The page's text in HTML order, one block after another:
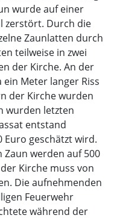
wurde auf einer
zerstört. Durch die
Zaunlatten durch
teilweise in zwei
der Kirche. An der
Meter langer Riss
der Kirche wurden
wurden letzten
entstand
Euro geschätzt wird.
werden auf 500
Kirche muss von
Die aufnehmenden
Feuerwehr
während der